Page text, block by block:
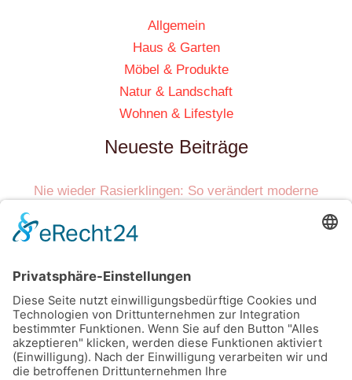
Allgemein
Haus & Garten
Möbel & Produkte
Natur & Landschaft
Wohnen & Lifestyle
Neueste Beiträge
Nie wieder Rasierklingen: So verändert moderne
Beruhigende Klangkulisse im Garten schaffen mit einem
Feiern unter freiem Himmel: Wo Abenteuer und Genuss
Hand in Hand gehen
Ein Geschenk, das in Erinnerung bleibt – so begrüßt du das
kleine Wunder mit Stil